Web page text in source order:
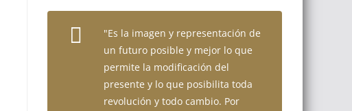
"Es la imagen y representación de
un futuro posible y mejor lo que
permite la modificación del
presente y lo que posibilita toda
revolución y todo cambio. Por